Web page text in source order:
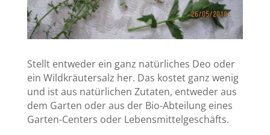
Stellt entweder ein ganz natürliches Deo oder
ein Wildkräutersalz her. Das kostet ganz wenig
und ist aus natürlichen Zutaten, entweder aus
dem Garten oder aus der Bio-Abteilung eines
Garten-Centers oder Lebensmittelgeschäfts.